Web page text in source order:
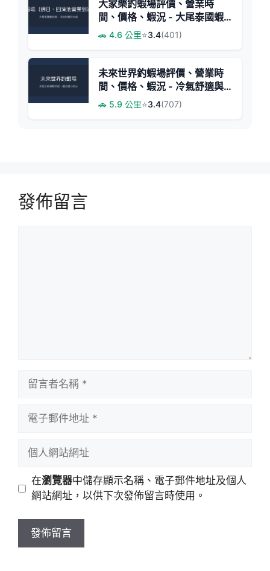
大家樂釣蝦場評價、營業時
間、價格、蝦況 - 大尾泰國蝦
與深夜釣趣
🚗 4.6 公里⭐3.4(401)
未來世界釣蝦場評價、營業時
間、價格、蝦況 - 冷氣舒適與
挑戰釣感
🚗 5.9 公里⭐3.4(707)
發佈留言
址
站
址
在瀏覽器中儲存顯示名稱、電子郵件地址及個人
網站網址，以供下次發佈留言時使用。